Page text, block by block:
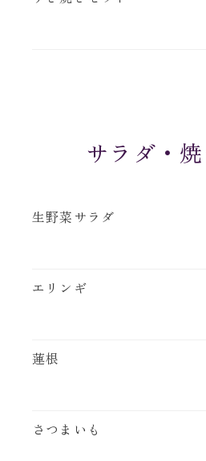
サラダ・
生野菜サラダ
エリンギ
蓮根
さつまいも